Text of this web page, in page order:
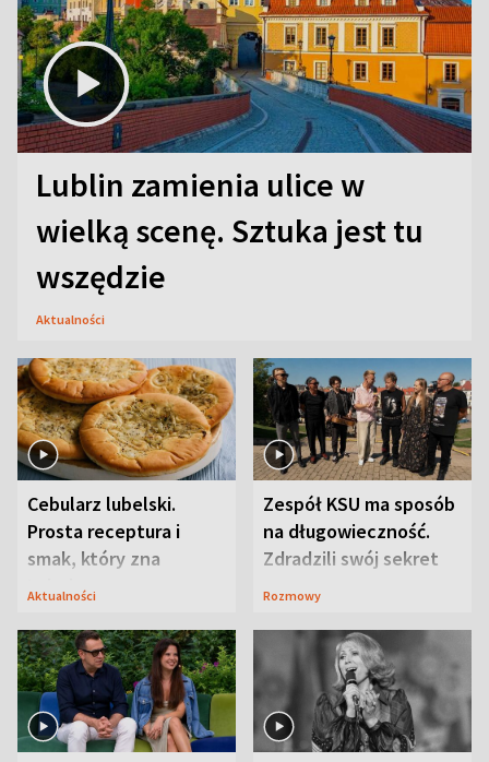
Lublin zamienia ulice w
wielką scenę. Sztuka jest tu
wszędzie
Aktualności
Cebularz lubelski.
Prosta receptura i
smak, który zna
Lubelszczyzna
Aktualności
Zespół KSU ma sposób
na długowieczność.
Zdradzili swój sekret
Rozmowy